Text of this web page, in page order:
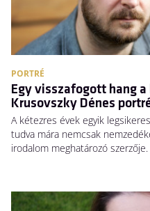
PORTRÉ
Egy visszafogott hang
Krusovszky Dénes
A kétezres évek egyik
tudva mára nemcsak
irodalom meghatározó szerzője.